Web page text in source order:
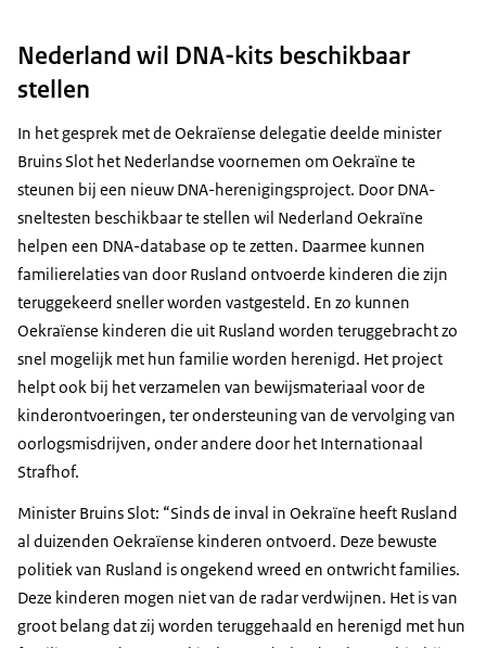
Nederland wil DNA-kits beschikbaar
stellen
In het gesprek met de Oekraïense delegatie deelde minister
Bruins Slot het Nederlandse voornemen om Oekraïne te
steunen bij een nieuw DNA-herenigingsproject. Door DNA-
sneltesten beschikbaar te stellen wil Nederland Oekraïne
helpen een DNA-database op te zetten. Daarmee kunnen
familierelaties van door Rusland ontvoerde kinderen die zijn
teruggekeerd sneller worden vastgesteld. En zo kunnen
Oekraïense kinderen die uit Rusland worden teruggebracht zo
snel mogelijk met hun familie worden herenigd. Het project
helpt ook bij het verzamelen van bewijsmateriaal voor de
kinderontvoeringen, ter ondersteuning van de vervolging van
oorlogsmisdrijven, onder andere door het Internationaal
Strafhof.
Minister Bruins Slot: “Sinds de inval in Oekraïne heeft Rusland
al duizenden Oekraïense kinderen ontvoerd. Deze bewuste
politiek van Rusland is ongekend wreed en ontwricht families.
Deze kinderen mogen niet van de radar verdwijnen. Het is van
groot belang dat zij worden teruggehaald en herenigd met hun